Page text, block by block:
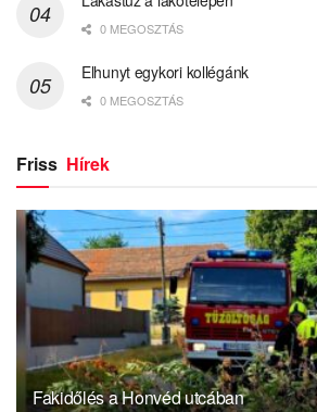
0 MEGOSZTÁS
Elhunyt egykori kollégánk
0 MEGOSZTÁS
Friss Hírek
Fakidőlés a Honvéd utcában